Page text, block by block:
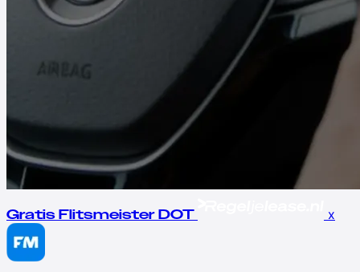
Gratis Flitsmeister DOT x